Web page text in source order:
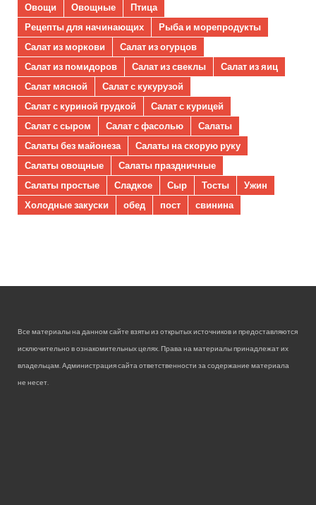
Овощи
Овощные
Птица
Рецепты для начинающих
Рыба и морепродукты
Салат из моркови
Салат из огурцов
Салат из помидоров
Салат из свеклы
Салат из яиц
Салат мясной
Салат с кукурузой
Салат с куриной грудкой
Салат с курицей
Салат с сыром
Салат с фасолью
Салаты
Салаты без майонеза
Салаты на скорую руку
Салаты овощные
Салаты праздничные
Салаты простые
Сладкое Сыр Тосты
Ужин
Холодные закуски
обед пост свинина
Все материалы на данном сайте взяты из открытых источников и предоставляются
исключительно в ознакомительных целях. Права на материалы принадлежат их
владельцам. Администрация сайта ответственности за содержание материала
не несет.